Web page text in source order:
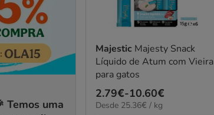
Temos uma
Majestic Majesty Snack
Líquido de Atum com Vieira
para gatos
Preço
de
2.79€-10.60€
25.36€
Desde 25.36€ / kg